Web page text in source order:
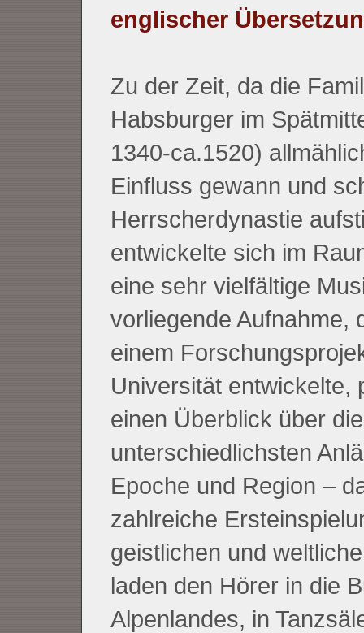
englischer
Zu der Zeit, da die
Habsburger im
1340-ca.1520)
Einfluss gewann und
Herrscherdynastie
entwickelte sich im
eine sehr vielfältige
vorliegende Aufnahme,
einem
Universität entwickelte,
einen Überblick über
unterschiedlichsten
Epoche und Region –
zahlreiche
geistlichen und
laden den Hörer in die
Alpenlandes, in